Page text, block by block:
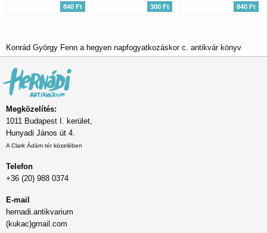
840 Ft 300 Ft 840 Ft
Konrád György Fenn a hegyen napfogyatkozáskor c. antikvár könyv
Megközelítés:
1011 Budapest I. kerület,
Hunyadi János út 4.
A Clark Ádám tér közelében
Telefon
+36 (20) 988 0374
E-mail
hernadi.antikvarium
(kukac)gmail.com